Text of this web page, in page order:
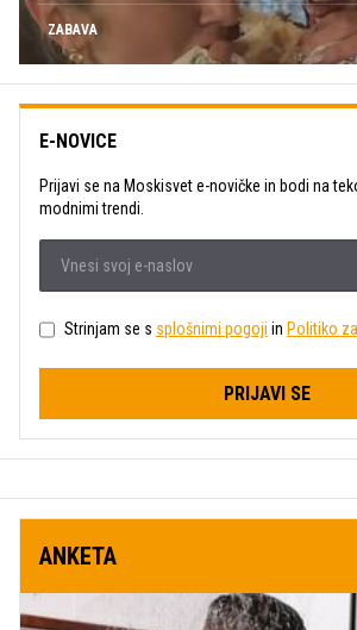
ZABAVA
E-NOVICE
Prijavi se na Moskisvet e-novičke in bodi na
modnimi trendi.
Strinjam se s splošnimi pogoji in Politiko
PRIJAVI SE
ANKETA